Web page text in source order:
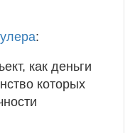
:
как деньги
которых